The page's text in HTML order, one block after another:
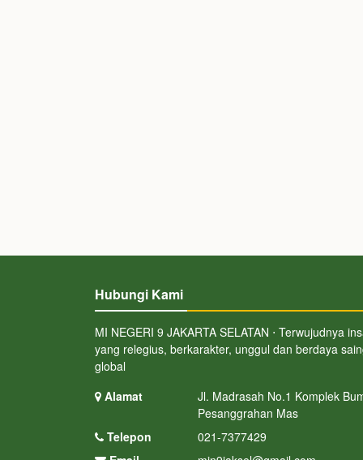
Hubungi Kami
MI NEGERI 9 JAKARTA SELATAN ⋅ Terwujudnya
yang relegius, berkarakter, unggul dan berdaya
global
Alamat
Jl. Madrasah No.1 Komplek
Pesanggrahan Mas
Telepon
021-7377429